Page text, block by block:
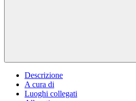
Descrizione
A cura di
Luoghi collegati